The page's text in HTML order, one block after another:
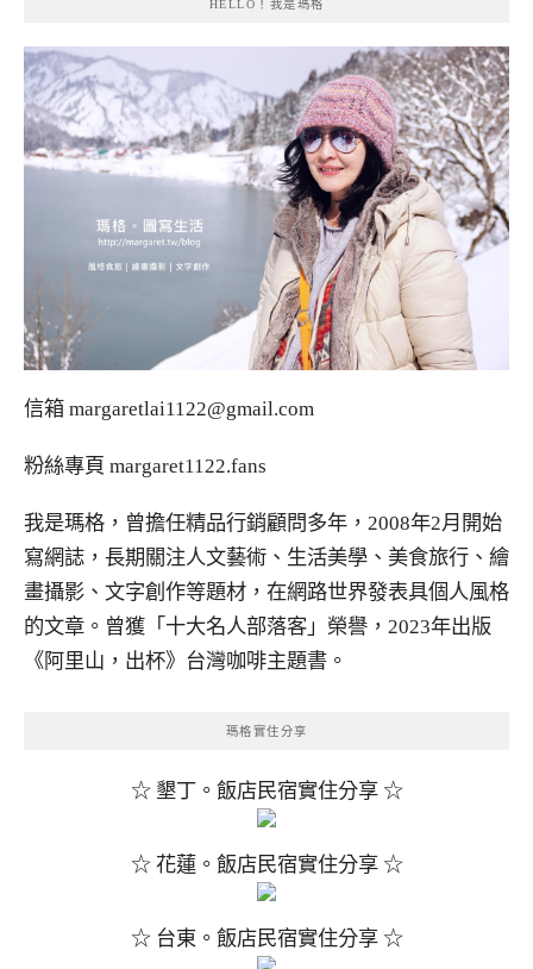
HELLO！我是瑪格
信箱 margaretlai1122@gmail.com
粉絲專頁 margaret1122.fans
我是瑪格，曾擔任精品行銷顧問多年，2008年2月開始
寫網誌，長期關注人文藝術、生活美學、美食旅行、繪
畫攝影、文字創作等題材，在網路世界發表具個人風格
的文章。曾獲「十大名人部落客」榮譽，2023年出版
《阿里山，出杯》台灣咖啡主題書。
瑪格實住分享
☆ 墾丁。飯店民宿實住分享 ☆
☆ 花蓮。飯店民宿實住分享 ☆
☆ 台東。飯店民宿實住分享 ☆